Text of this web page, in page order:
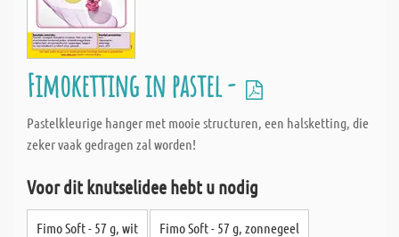
Fimoketting in pastel -
Pastelkleurige hanger met mooie structuren, een halsketting, die
zeker vaak gedragen zal worden!
Voor dit knutselidee hebt u nodig
Fimo Soft - 57 g, wit Fimo Soft - 57 g, zonnegeel